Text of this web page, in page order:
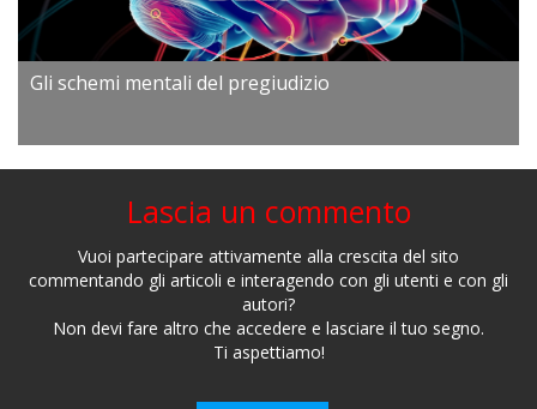
Gli schemi mentali del pregiudizio
Lascia un commento
Vuoi partecipare attivamente alla crescita del sito
commentando gli articoli e interagendo con gli utenti e con gli
autori?
Non devi fare altro che accedere e lasciare il tuo segno.
Ti aspettiamo!